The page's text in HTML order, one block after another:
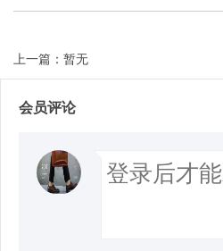
上一篇：暂无
会员评论